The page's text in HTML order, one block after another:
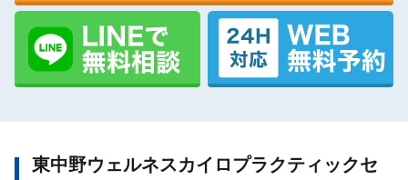
東中野ウェルネスカイロプラクティックセ